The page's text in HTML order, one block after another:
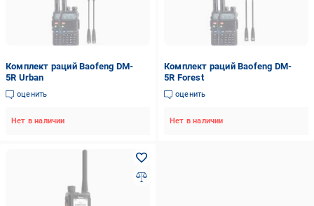
Комплект раций Baofeng DM-
5R Urban
оценить
Нет в наличии
Комплект раций Baofeng DM-
5R Forest
оценить
Нет в наличии